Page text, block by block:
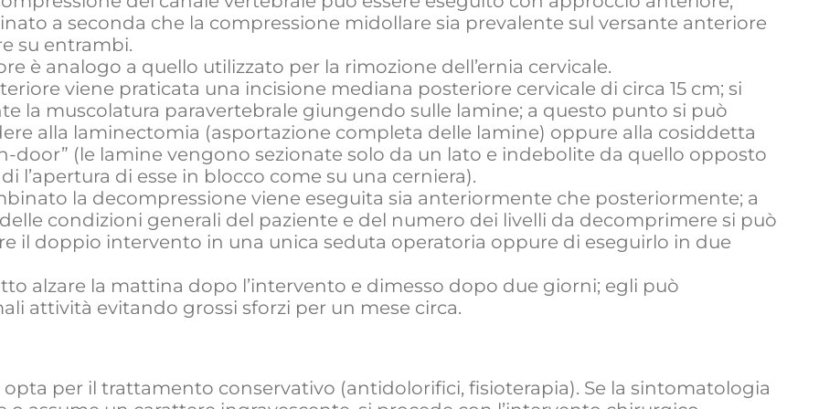
a seconda che la compressione midollare sia prevalente sul versante anteriore
su entrambi.
è analogo a quello utilizzato per la rimozione dell’ernia cervicale.
viene praticata una incisione mediana posteriore cervicale di circa 15 cm; si
la muscolatura paravertebrale giungendo sulle lamine; a questo punto si può
alla laminectomia (asportazione completa delle lamine) oppure alla cosiddetta
door” (le lamine vengono sezionate solo da un lato e indebolite da quello opposto
l’apertura di esse in blocco come su una cerniera).
la decompressione viene eseguita sia anteriormente che posteriormente; a
delle condizioni generali del paziente e del numero dei livelli da decomprimere si può
il doppio intervento in una unica seduta operatoria oppure di eseguirlo in due
alzare la mattina dopo l’intervento e dimesso dopo due giorni; egli può
attività evitando grossi sforzi per un mese circa.
per il trattamento conservativo (antidolorifici, fisioterapia). Se la sintomatologia